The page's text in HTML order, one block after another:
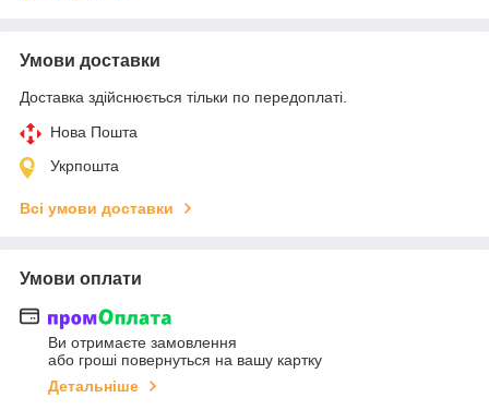
Умови доставки
Доставка здійснюється тільки по передоплаті.
Нова Пошта
Укрпошта
Всі умови доставки
Умови оплати
Ви отримаєте замовлення
або гроші повернуться на вашу картку
Детальніше